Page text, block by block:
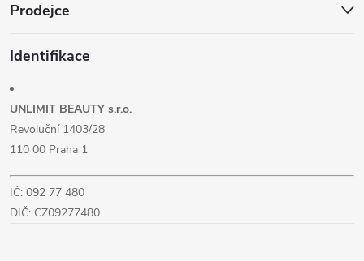
Prodejce
Identifikace
UNLIMIT BEAUTY s.r.o.
Revoluční 1403/28
110 00 Praha 1
IČ: 092 77 480
DIČ: CZ09277480